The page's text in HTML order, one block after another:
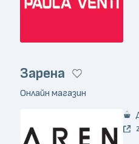
Зарена
Онлайн магазин